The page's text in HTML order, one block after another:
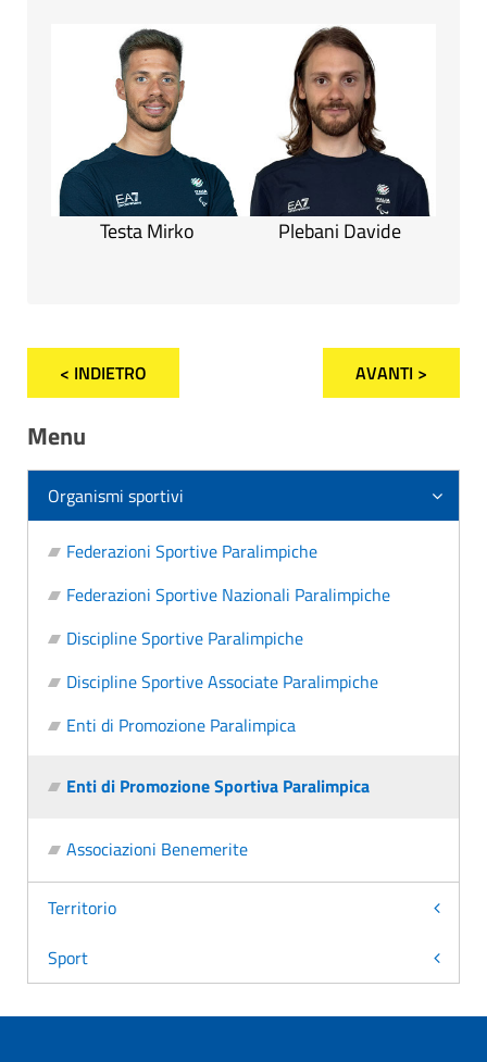
Testa Mirko Plebani Davide
< INDIETRO AVANTI >
Menu
Organismi sportivi
Federazioni Sportive Paralimpiche
Federazioni Sportive Nazionali Paralimpiche
Discipline Sportive Paralimpiche
Discipline Sportive Associate Paralimpiche
Enti di Promozione Paralimpica
Enti di Promozione Sportiva Paralimpica
Associazioni Benemerite
Territorio
Sport